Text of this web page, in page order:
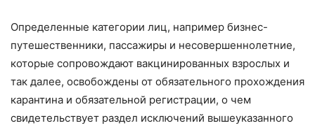
Определенные категории лиц, например бизнес-
путешественники, пассажиры и несовершеннолетние,
которые сопровождают вакцинированных взрослых и
так далее, освобождены от обязательного прохождения
карантина и обязательной регистрации, о чем
свидетельствует раздел исключений вышеуказанного